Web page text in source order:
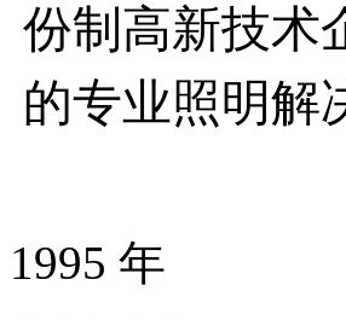
份制高新技术
的专业照明解
1995 年